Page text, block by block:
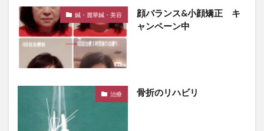
鍼・麗華鍼・美容
顔バランス&小顔矯正 キ
ャンペーン中
治療 骨折のリハビリ